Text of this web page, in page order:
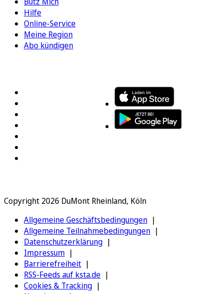
Hilfe
Online-Service
Meine Region
Abo kündigen
Copyright 2026 DuMont Rheinland, Köln
Allgemeine Geschäftsbedingungen
Allgemeine Teilnahmebedingungen
Datenschutzerklärung
Impressum
Barrierefreiheit
RSS-Feeds auf ksta.de
Cookies & Tracking